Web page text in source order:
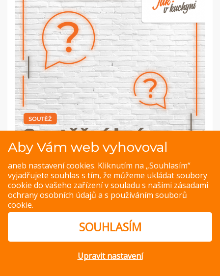
© Copyright 2014 – 2026 –Jak v kuchyni
Aby Vám web vyhovoval
aneb nastavení cookies. Kliknutím na „Souhlasím“
vyjadřujete souhlas s tím, že můžeme ukládat soubory
cookie do vašeho zařízení v souladu s našimi zásadami
ochrany osobních údajů a s používáním souborů
cookie.
SOUHLASÍM
Upravit nastavení